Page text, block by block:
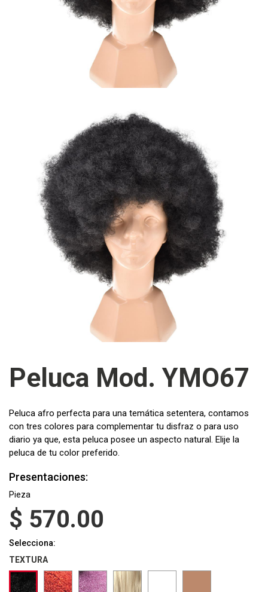
Peluca Mod. YMO67
Peluca afro perfecta para una temática setentera, contamos
con tres colores para complementar tu disfraz o para uso
diario ya que, esta peluca posee un aspecto natural. Elije la
peluca de tu color preferido.
Presentaciones:
Pieza
$ 570.00
Selecciona:
TEXTURA